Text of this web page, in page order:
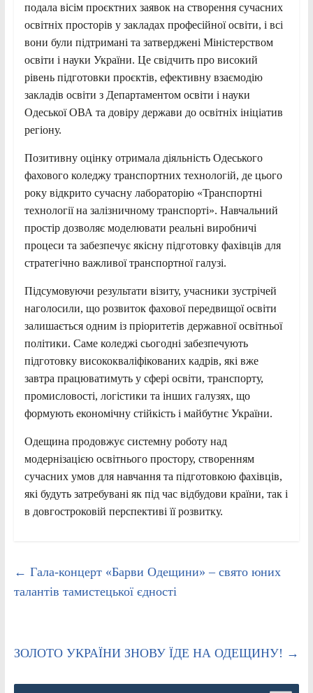
подала вісім проєктних заявок на створення сучасних
освітніх просторів у закладах професійної освіти, і всі
вони були підтримані та затверджені Міністерством
освіти і науки України. Це свідчить про високий
рівень підготовки проєктів, ефективну взаємодію
закладів освіти з Департаментом освіти і науки
Одеської ОВА та довіру держави до освітніх ініціатив
регіону.
Позитивну оцінку отримала діяльність Одеського
фахового коледжу транспортних технологій, де цього
року відкрито сучасну лабораторію «Транспортні
технології на залізничному транспорті». Навчальний
простір дозволяє моделювати реальні виробничі
процеси та забезпечує якісну підготовку фахівців для
стратегічно важливої транспортної галузі.
Підсумовуючи результати візиту, учасники зустрічей
наголосили, що розвиток фахової передвищої освіти
залишається одним із пріоритетів державної освітньої
політики. Саме коледжі сьогодні забезпечують
підготовку висококваліфікованих кадрів, які вже
завтра працюватимуть у сфері освіти, транспорту,
промисловості, логістики та інших галузях, що
формують економічну стійкість і майбутнє України.
Одещина продовжує системну роботу над
модернізацією освітнього простору, створенням
сучасних умов для навчання та підготовкою фахівців,
які будуть затребувані як під час відбудови країни, так і
в довгостроковій перспективі її розвитку.
← Гала-концерт «Барви Одещини» – свято юних
талантів тамистецької єдності
ЗОЛОТО УКРАЇНИ ЗНОВУ ЇДЕ НА ОДЕЩИНУ! →